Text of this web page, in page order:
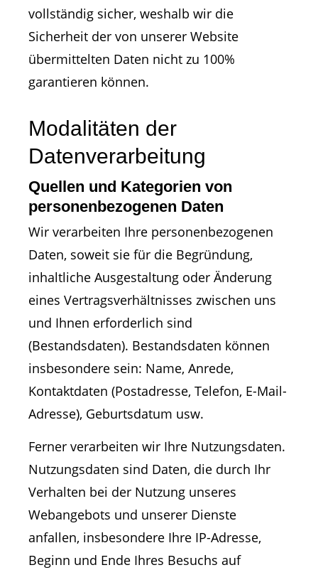
vollständig sicher, weshalb wir die
Sicherheit der von unserer Website
übermittelten Daten nicht zu 100%
garantieren können.
Modalitäten der
Datenverarbeitung
Quellen und Kategorien von
personenbezogenen Daten
Wir verarbeiten Ihre personenbezogenen
Daten, soweit sie für die Begründung,
inhaltliche Ausgestaltung oder Änderung
eines Vertragsverhältnisses zwischen uns
und Ihnen erforderlich sind
(Bestandsdaten). Bestandsdaten können
insbesondere sein: Name, Anrede,
Kontaktdaten (Postadresse, Telefon, E-Mail-
Adresse), Geburtsdatum usw.
Ferner verarbeiten wir Ihre Nutzungsdaten.
Nutzungsdaten sind Daten, die durch Ihr
Verhalten bei der Nutzung unseres
Webangebots und unserer Dienste
anfallen, insbesondere Ihre IP-Adresse,
Beginn und Ende Ihres Besuchs auf